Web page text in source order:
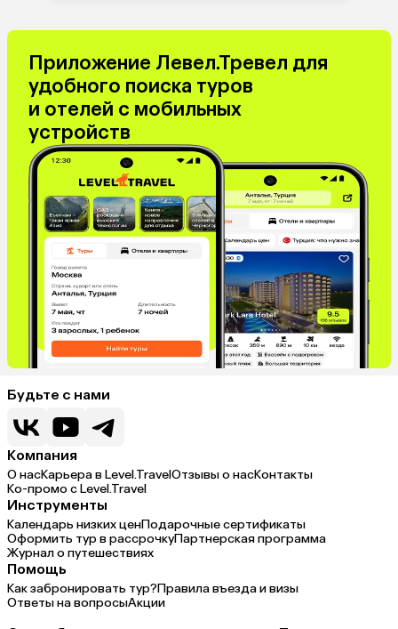
Приложение Левел.Тревел для
удобного поиска туров
и отелей с мобильных
устройств
Будьте с нами
Компания
О насКарьера в Level.TravelОтзывы о насКонтакты
Ко-промо с Level.Travel
Инструменты
Календарь низких ценПодарочные сертификаты
Оформить тур в рассрочкуПартнерская программа
Журнал о путешествиях
Помощь
Как забронировать тур?Правила въезда и визы
Ответы на вопросыАкции